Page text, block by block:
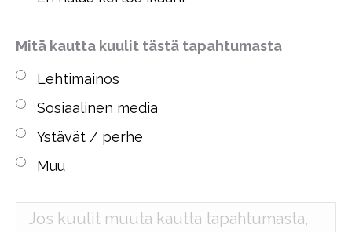
Mitä kautta kuulit tästä tapahtumasta
Lehtimainos
Sosiaalinen media
Ystävät / perhe
Muu